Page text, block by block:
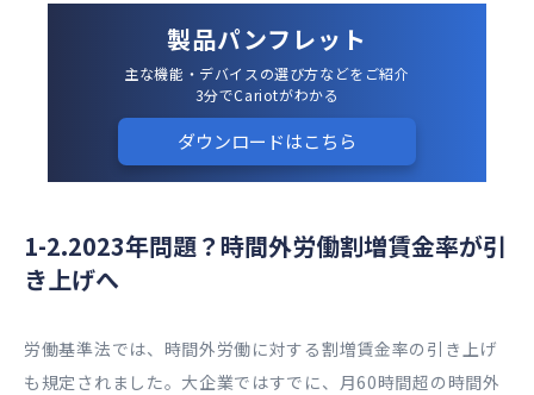
製品パンフレット
主な機能・デバイスの選び方などをご紹介
3分でCariotがわかる
ダウンロードはこちら
1-2.2023年問題？時間外労働割増賃金率が引
き上げへ
労働基準法では、時間外労働に対する割増賃金率の引き上げ
も規定されました。大企業ではすでに、月60時間超の時間外